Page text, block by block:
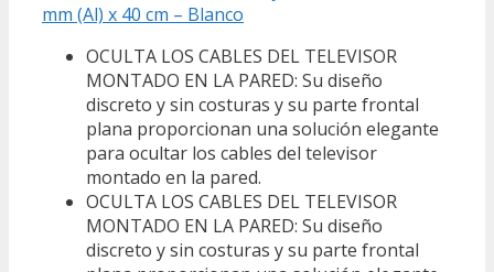
mm (Al) x 40 cm – Blanco
OCULTA LOS CABLES DEL TELEVISOR
MONTADO EN LA PARED: Su diseño
discreto y sin costuras y su parte frontal
plana proporcionan una solución elegante
para ocultar los cables del televisor
montado en la pared.
OCULTA LOS CABLES DEL TELEVISOR
MONTADO EN LA PARED: Su diseño
discreto y sin costuras y su parte frontal